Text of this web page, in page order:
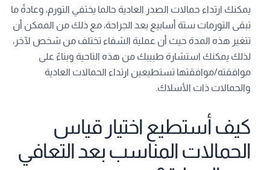
يمكنك ارتداء حمالات الصدر العادية حالما يختفي التورم، وعادةً ما
تبقى التورمات ستة أسابيع بعد الجراحة، مع ذلك من الممكن أن
تتغير هذه المدة حيث أن عملية الشفاء تختلف من شخص لآخر،
لذلك يمكنك استشارة طبيبك من هذه الناحية وبناءً على
موافقته/موافقتها تستطيعين ارتداء الحمالات العادية
والحمالات ذات الأسلاك.
كيف أستطيع اختيار قياس
الحمالات المناسب بعد التعافي